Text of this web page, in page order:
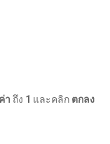
า ถึง 1 และคลิก ตกลง